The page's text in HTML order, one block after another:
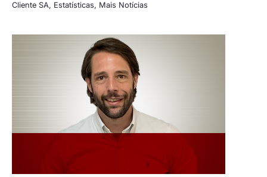
Cliente SA, Estatísticas, Mais Notícias